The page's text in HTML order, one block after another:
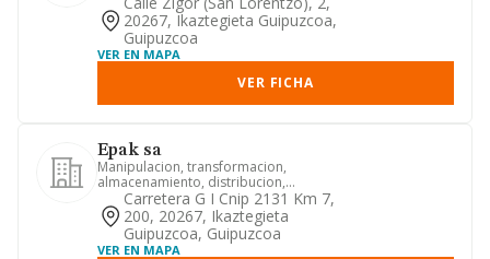
20267, Ikaztegieta Guipuzcoa,
Guipuzcoa
VER EN MAPA
VER FICHA
Epak sa
Manipulacion, transformacion,
almacenamiento, distribucion,
industrializacion y comercializacion
de...
Carretera G I Cnip 2131 Km 7,
200, 20267, Ikaztegieta
Guipuzcoa, Guipuzcoa
VER EN MAPA